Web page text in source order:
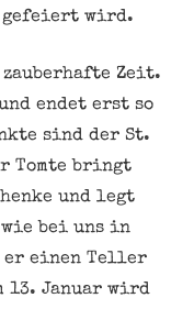
gefeiert wird.
Zeit.
endet erst so
sind der St.
Tomte bringt
und legt
wie bei uns in
er einen Teller
13. Januar wird